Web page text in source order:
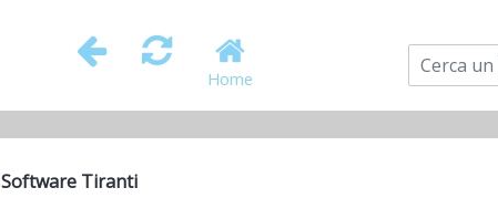
Home
Software Tiranti